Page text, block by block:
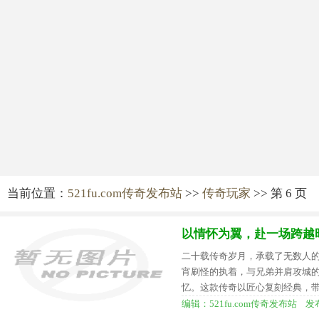
当前位置： 521fu.com传奇发布站 >> 传奇玩家 >> 第 6 页
以情怀为翼，赴一场跨
二十载传奇岁月，承载了无数人
宵刷怪的执着，与兄弟并肩攻城
忆。这款传奇以匠心复刻经典，
编辑：521fu.com传奇发布站 发